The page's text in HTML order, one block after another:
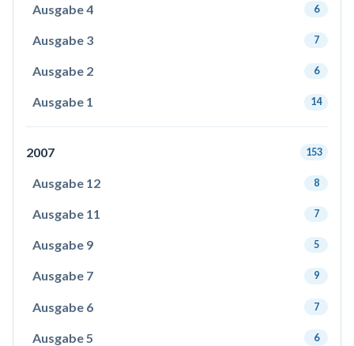
Ausgabe 4 6
Ausgabe 3 7
Ausgabe 2 6
Ausgabe 1 14
2007 153
Ausgabe 12 8
Ausgabe 11 7
Ausgabe 9 5
Ausgabe 7 9
Ausgabe 6 7
Ausgabe 5 6